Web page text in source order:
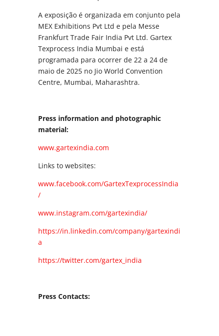
A exposição é organizada em conjunto pela
MEX Exhibitions Pvt Ltd e pela Messe
Frankfurt Trade Fair India Pvt Ltd. Gartex
Texprocess India Mumbai e está
programada para ocorrer de 22 a 24 de
maio de 2025 no Jio World Convention
Centre, Mumbai, Maharashtra.
Press information and photographic
material:
www.gartexindia.com
Links to websites:
www.facebook.com/GartexTexprocessIndia
/
www.instagram.com/gartexindia/
https://in.linkedin.com/company/gartexindi
a
https://twitter.com/gartex_india
Press Contacts: